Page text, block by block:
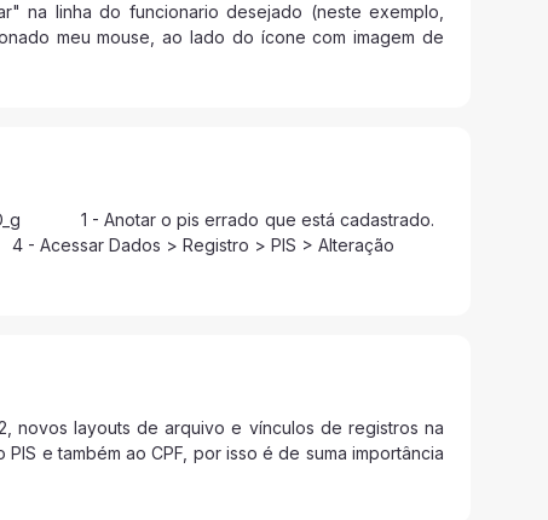
na linha do funcionario desejado (neste exemplo,
meu mouse, ao lado do ícone com imagem de
1 - Anotar o pis errado que está cadastrado.
Dados > Registro > PIS > Alteração
novos layouts de arquivo e vínculos de registros na
e também ao CPF, por isso é de suma importância